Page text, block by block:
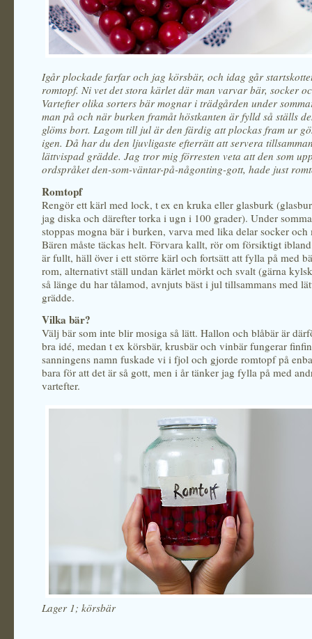
Igår plockade farfar och jag körsbär, och idag går
romtopf. Ni vet det stora kärlet där man varvar bär, socker
Vartefter olika sorters bär mognar i trädgården under
man på och när burken framåt höstkanten är fylld så ställs
glöms bort. Lagom till jul är den färdig att plockas fram ur
igen. Då har du den ljuvligaste efterrätt att servera
lättvispad grädde. Jag tror mig förresten veta att den som
ordspråket den-som-väntar-på-någonting-gott, hade just
Romtopf
Rengör ett kärl med lock, t ex en kruka eller glasburk
jag diska och därefter torka i ugn i 100 grader). Under
stoppas mogna bär i burken, varva med lika delar socker
Bären måste täckas helt. Förvara kallt, rör om försiktigt
är fullt, häll över i ett större kärl och fortsätt att fylla på med
rom, alternativt ställ undan kärlet mörkt och svalt (gärna
så länge du har tålamod, avnjuts bäst i jul tillsammans med
grädde.
Vilka bär?
Välj bär som inte blir mosiga så lätt. Hallon och blåbär är
bra idé, medan t ex körsbär, krusbär och vinbär fungerar
sanningens namn fuskade vi i fjol och gjorde romtopf på
bara för att det är så gott, men i år tänker jag fylla på med
vartefter.
Lager 1; körsbär